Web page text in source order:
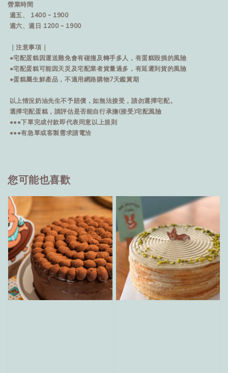
營業時間
週五、 1400 ~ 1900
週六、週日 1200 ~ 1900
｜注意事項｜
●宅配蛋糕因運送難免會有碰撞及轉手多人，有蛋糕毀損的風險
●宅配蛋糕可能因天災及宅配業者貨量過多，有延遲到貨的風險
●蛋糕屬生鮮產品，不適用網路購物7天鑑賞期
以上情況奶油先生不予賠償，如無法接受，請勿選擇宅配。
選擇宅配蛋糕，請評估是否能自行承擔(接受)宅配風險
●●●下單完成付款即代表同意以上規則
●●●有急單或客製需求請電洽
您可能也喜歡